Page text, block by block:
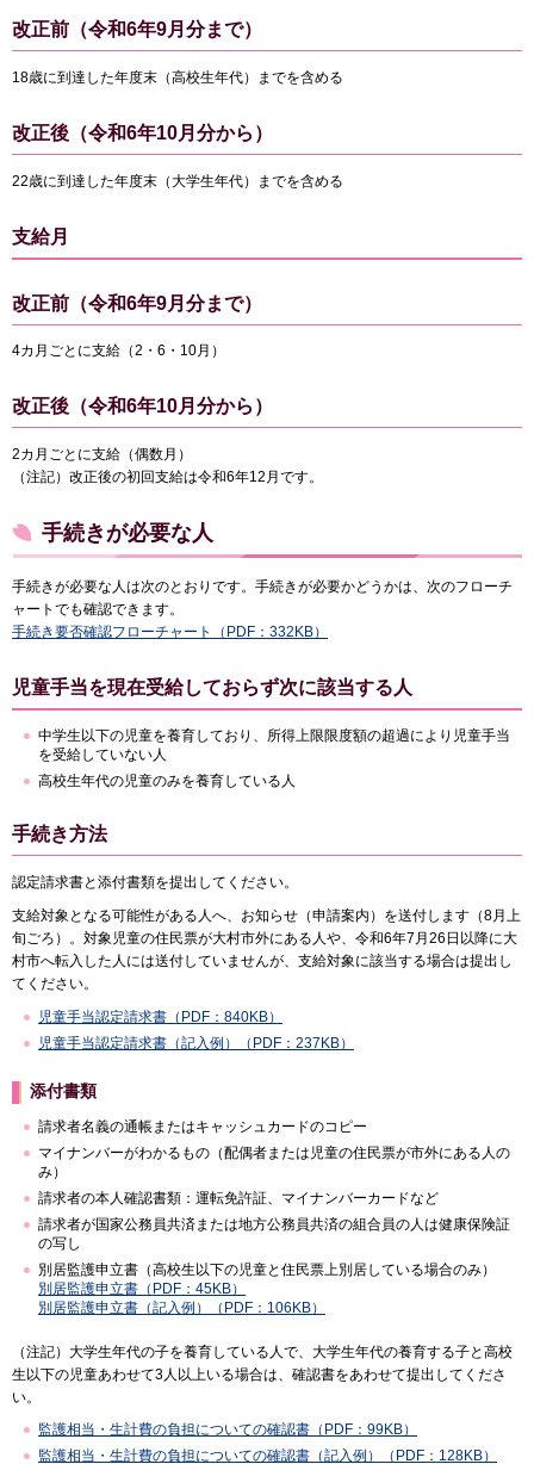
改正前（令和6年9月分まで）
18歳に到達した年度末（高校生年代）までを含める
改正後（令和6年10月分から）
22歳に到達した年度末（大学生年代）までを含める
支給月
改正前（令和6年9月分まで）
4カ月ごとに支給（2・6・10月）
改正後（令和6年10月分から）
2カ月ごとに支給（偶数月）
（注記）改正後の初回支給は令和6年12月です。
手続きが必要な人
手続きが必要な人は次のとおりです。手続きが必要かどうかは、次のフローチ
ャートでも確認できます。
手続き要否確認フローチャート（PDF：332KB）
児童手当を現在受給しておらず次に該当する人
中学生以下の児童を養育しており、所得上限限度額の超過により児童手当
を受給していない人
高校生年代の児童のみを養育している人
手続き方法
認定請求書と添付書類を提出してください。
支給対象となる可能性がある人へ、お知らせ（申請案内）を送付します（8月上
旬ごろ）。対象児童の住民票が大村市外にある人や、令和6年7月26日以降に大
村市へ転入した人には送付していませんが、支給対象に該当する場合は提出し
てください。
児童手当認定請求書（PDF：840KB）
児童手当認定請求書（記入例）（PDF：237KB）
添付書類
請求者名義の通帳またはキャッシュカードのコピー
マイナンバーがわかるもの（配偶者または児童の住民票が市外にある人の
み）
請求者の本人確認書類：運転免許証、マイナンバーカードなど
請求者が国家公務員共済または地方公務員共済の組合員の人は健康保険証
の写し
別居監護申立書（高校生以下の児童と住民票上別居している場合のみ）
別居監護申立書（PDF：45KB）
別居監護申立書（記入例）（PDF：106KB）
（注記）大学生年代の子を養育している人で、大学生年代の養育する子と高校
生以下の児童あわせて3人以上いる場合は、確認書をあわせて提出してくださ
い。
監護相当・生計費の負担についての確認書（PDF：99KB）
監護相当・生計費の負担についての確認書（記入例）（PDF：128KB）